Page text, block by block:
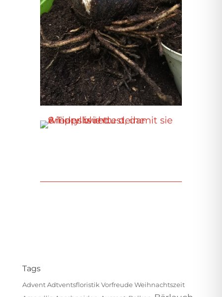
Tags
Advent Adtventsfloristik Vorfreude Weihnachtszeit